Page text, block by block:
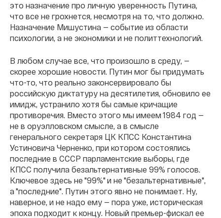
это назначение про личную уверенность Путина,
что все не грохнется, несмотря на то, что должно.
Назначение Мишустина — событие из области
психологии, а не экономики и не политтехнологий.
В любом случае все, что произошло в среду, —
скорее хорошие новости. Путин мог бы придумать
что-то, что реально законсервировало бы
российскую диктатуру на десятилетия, обновило ее
имидж, устранило хотя бы самые кричащие
противоречия. Вместо этого мы имеем 1984 год —
не в оруэлловском смысле, а в смысле
генерального секретаря ЦК КПСС Константина
Устиновича Черненко, при котором состоялись
последние в СССР парламентские выборы, где
КПСС получила безальтернативные 99% голосов.
Ключевое здесь не "99%" и не "безальтернативные",
а "последние". Путин этого явно не понимает. Ну,
наверное, и не надо ему — пора уже, историческая
эпоха подходит к концу. Новый премьер-фискал ее